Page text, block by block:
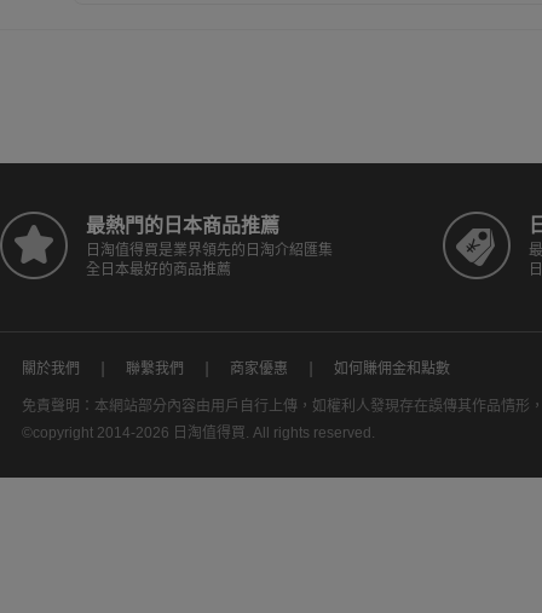
最熱門的日本商品推薦
日淘值得買是業界領先的日淘介紹匯集
全日本最好的商品推薦
關於我們 聯繫我們 商家優惠 如何賺佣金和點數
免責聲明：本網站部分內容由用戶自行上傳，如權利人發現存在誤傳其作品情形
©copyright 2014-2026 日淘值得買. All rights reserved.